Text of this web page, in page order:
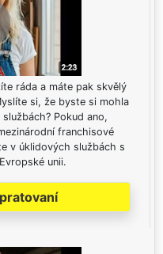
ráda a máte pak skvělý
si, že byste si mohla
Pokud ano,
franchisové
v úklidových službách s
unii.